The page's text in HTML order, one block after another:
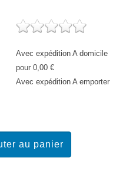
Avec expédition A domicile
pour 0,00 €
Avec expédition A emporter